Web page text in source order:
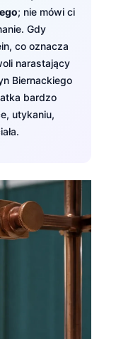
; nie mówi ci
Gdy
co oznacza
narastający
Biernackiego
bardzo
utykaniu,